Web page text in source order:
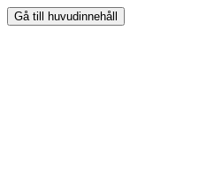
Gå till huvudinnehåll